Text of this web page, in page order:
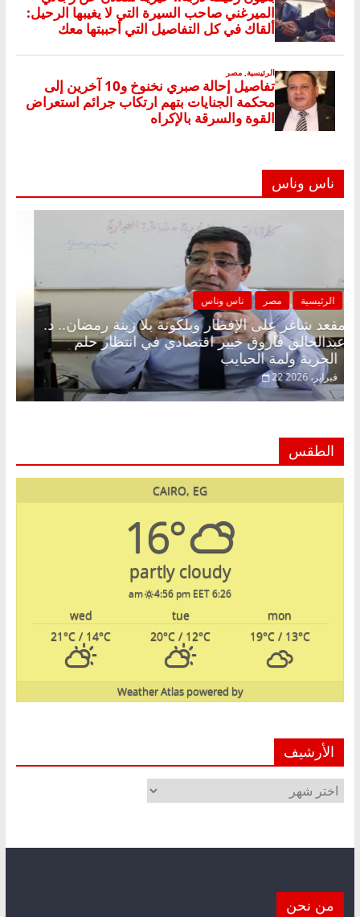
ناس وناس
الرئيسية مصر ناس وناس
مقعد شاغر على الإفطار وبلكونة بلا زينة رمضان.. د.
عبدالخالق فاروق خبير اقتصادي في انتظار حلم
الحرية ولمة الحبايب
22 فبراير، 2026
الطقس
CAIRO, EG
16°
partly cloudy
6:26 am
4:56 pm EET
mon
tue
wed
19°C/ 13°C
20°C / 12°C
21°C / 14°C
powered by
Weather Atlas
الأرشيف
الأرشيف
من نحن